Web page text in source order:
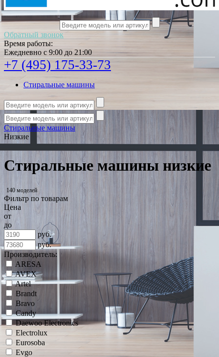
Обратный звонок
Время работы:
Ежедневно с 9:00 до 21:00
+7 (495) 175-33-73
Стиральные машины
Стиральные машины
Низкие
Стиральные машины низкие
140 моделей
Фильтр по товарам
Цена
от
до
руб.
руб.
Производитель:
ARESA
AVEX
Artel
Brandt
Bravo
Candy
Daewoo Electronics
Electrolux
Eurosoba
Evgo